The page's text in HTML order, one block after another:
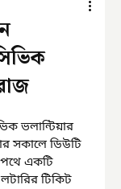
ভলান্টিয়ার
সকালে ডিউটি
একটি
টিকিট